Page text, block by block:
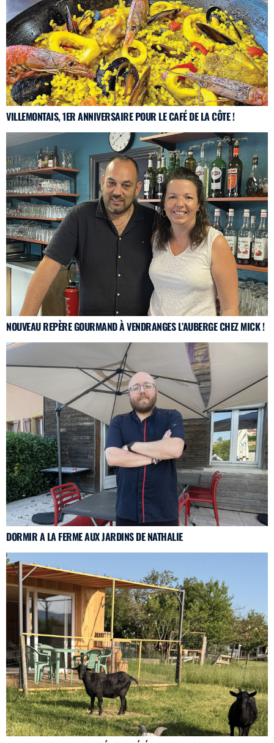
VILLEMONTAIS, 1ER ANNIVERSAIRE POUR LE CAFÉ DE LA CÔTE !
NOUVEAU REPÈRE GOURMAND À VENDRANGES L’AUBERGE CHEZ MICK !
DORMIR A LA FERME AUX JARDINS DE NATHALIE